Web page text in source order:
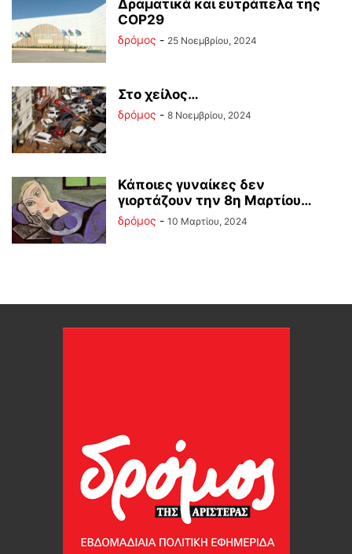
Δραματικά και ευτράπελα της
COP29
δρόμος - 25 Νοεμβρίου, 2024
Στο χείλος…
δρόμος - 8 Νοεμβρίου, 2024
Κάποιες γυναίκες δεν
γιορτάζουν την 8η Μαρτίου…
δρόμος - 10 Μαρτίου, 2024